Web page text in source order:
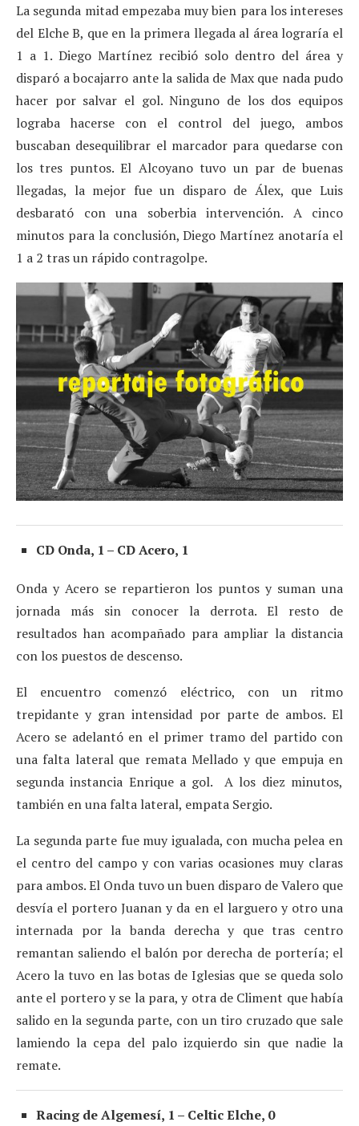
La segunda mitad empezaba muy bien para los intereses
del Elche B, que en la primera llegada al área lograría el
1 a 1. Diego Martínez recibió solo dentro del área y
disparó a bocajarro ante la salida de Max que nada pudo
hacer por salvar el gol. Ninguno de los dos equipos
lograba hacerse con el control del juego, ambos
buscaban desequilibrar el marcador para quedarse con
los tres puntos. El Alcoyano tuvo un par de buenas
llegadas, la mejor fue un disparo de Álex, que Luis
desbarató con una soberbia intervención. A cinco
minutos para la conclusión, Diego Martínez anotaría el
1 a 2 tras un rápido contragolpe.
CD Onda, 1 – CD Acero, 1
Onda y Acero se repartieron los puntos y suman una
jornada más sin conocer la derrota. El resto de
resultados han acompañado para ampliar la distancia
con los puestos de descenso.
El encuentro comenzó eléctrico, con un ritmo
trepidante y gran intensidad por parte de ambos. El
Acero se adelantó en el primer tramo del partido con
una falta lateral que remata Mellado y que empuja en
segunda instancia Enrique a gol. A los diez minutos,
también en una falta lateral, empata Sergio.
La segunda parte fue muy igualada, con mucha pelea en
el centro del campo y con varias ocasiones muy claras
para ambos. El Onda tuvo un buen disparo de Valero que
desvía el portero Juanan y da en el larguero y otro una
internada por la banda derecha y que tras centro
remantan saliendo el balón por derecha de portería; el
Acero la tuvo en las botas de Iglesias que se queda solo
ante el portero y se la para, y otra de Climent que había
salido en la segunda parte, con un tiro cruzado que sale
lamiendo la cepa del palo izquierdo sin que nadie la
remate.
Racing de Algemesí, 1 – Celtic Elche, 0